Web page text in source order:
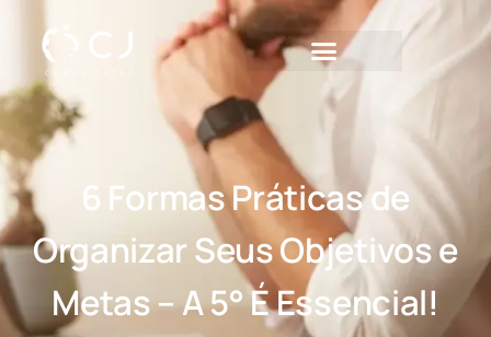
6 Formas Práticas de
Organizar Seus Objetivos e
Metas – A 5° É Essencial!